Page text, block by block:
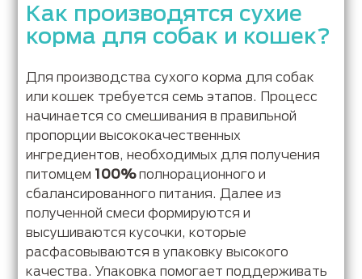
Как производятся сухие
корма для собак и кошек?
Для производства сухого корма для собак
или кошек требуется семь этапов. Процесс
начинается со смешивания в правильной
пропорции высококачественных
ингредиентов, необходимых для получения
питомцем 100%полнорационного и
сбалансированного питания. Далее из
полученной смеси формируются и
высушиваются кусочки, которые
расфасовываются в упаковку высокого
качества. Упаковка помогает поддерживать